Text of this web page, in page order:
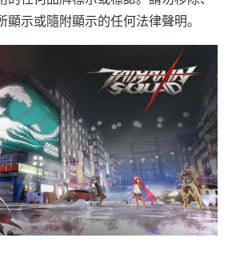
示或隨附顯示的任何法律聲明。